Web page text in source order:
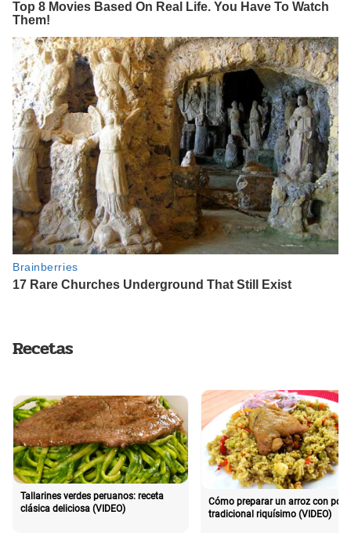
Recetas
Tallarines verdes peruanos: receta
clásica deliciosa (VIDEO)
Cómo preparar un arroz con pollo
tradicional riquísimo (VIDEO)